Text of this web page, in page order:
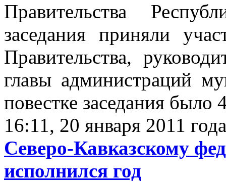
Правительства
заседания приняли
Правительства,
главы администраций
повестке заседания было
16:11, 20 января 2011 года
Северо-Кавказскому
исполнился год